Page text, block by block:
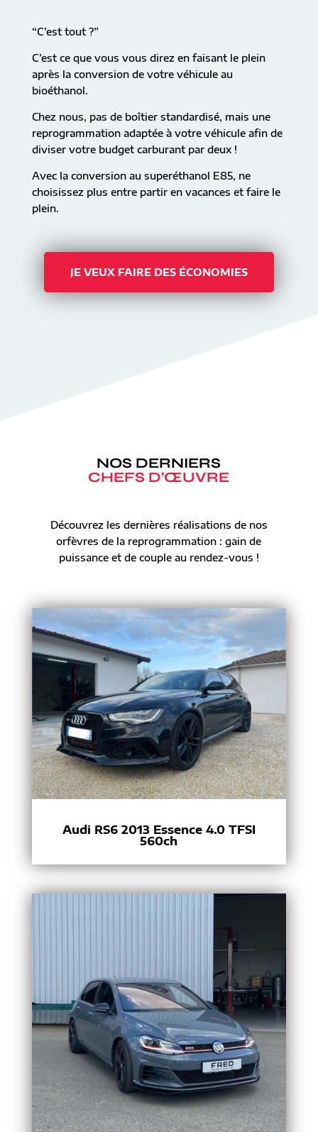
“C’est tout ?”
C’est ce que vous vous direz en faisant le plein
après la conversion de votre véhicule au
bioéthanol.
Chez nous, pas de boîtier standardisé, mais une
reprogrammation adaptée à votre véhicule afin de
diviser votre budget carburant par deux !
Avec la conversion au superéthanol E85, ne
choisissez plus entre partir en vacances et faire le
plein.
JE VEUX FAIRE DES ÉCONOMIES
NOS DERNIERS
CHEFS D’ŒUVRE
Découvrez les dernières réalisations de nos
orfèvres de la reprogrammation : gain de
puissance et de couple au rendez-vous !
Audi RS6 2013 Essence 4.0 TFSI
560ch